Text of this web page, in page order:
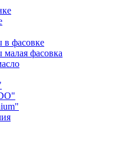
фасовке
фасовка